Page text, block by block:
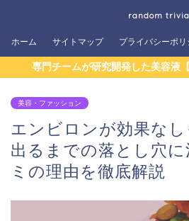
random trivia
ホーム サイトマップ プライバシーポリ
専門チームが研究開発した美容液
美容・ファッション
エンビロンが効果な
出るまでの落とし穴に
ミの理由を徹底解説